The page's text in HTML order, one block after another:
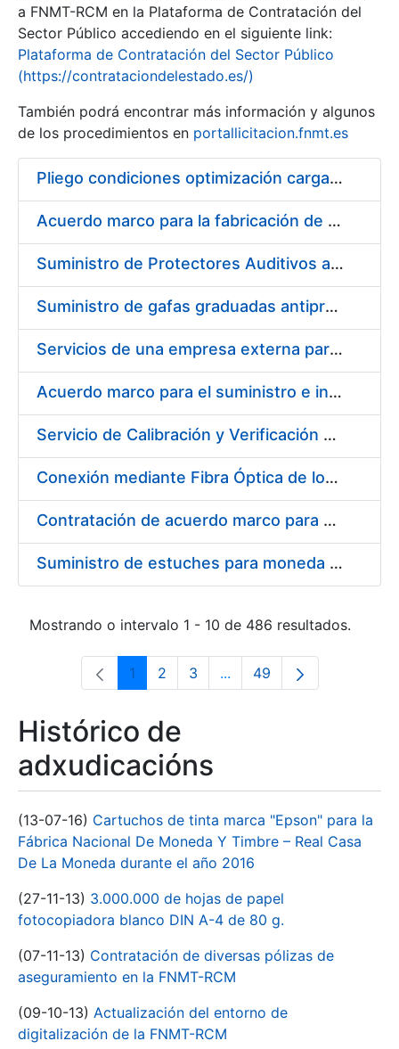
Mostrar/Ocultar
a FNMT-RCM en la Plataforma de Contratación del
Sector Público accediendo en el siguiente link:
Plataforma de Contratación del Sector Público
(https://contrataciondelestado.es/)
También podrá encontrar más información y algunos
de los procedimientos en portallicitacion.fnmt.es
Pliego condiciones optimización cargas compras firmado
Acuerdo marco para la fabricación de piezas
Suministro de Protectores Auditivos a medida para las personas trabajadoras de los Centros de Trabajo de Madrid y Burgos
Suministro de gafas graduadas antiproyecciones para los trabajadores de la FNMT-RCM en los centros de trabajo de Madrid y Burgos
Servicios de una empresa externa para el asesoramiento y resolución de los recursos de alzada que se presentan relacionados con procesos de selección para la FNMT-RCM
Acuerdo marco para el suministro e instalación de persianas, estores y otros complementos
Servicio de Calibración y Verificación Externa de los Equipos de Medición del Servicio de Prevención de la FNMT-RCM
Conexión mediante Fibra Óptica de los Centros de Proceso de Datos (CPDs) de las sedes de la FNMT-RCM de Burgos y Madrid
Contratación de acuerdo marco para el Suministro de Material de Electricidad para la Fábrica Nacional de Moneda y Timbre-Real Casa de la Moneda en su centro de trabajo de Burgos
Suministro de estuches para moneda de 30 €
Mostrando o intervalo 1 - 10 de 486 resultados.
Páxina
1 Páxina
2 Páxina
3 ...Páxinas intermedias Use
Páxina
49
Histórico de
adxudicacións
(13-07-16) Cartuchos de tinta marca "Epson" para la
Fábrica Nacional De Moneda Y Timbre – Real Casa
De La Moneda durante el año 2016
(27-11-13) 3.000.000 de hojas de papel
fotocopiadora blanco DIN A-4 de 80 g.
(07-11-13) Contratación de diversas pólizas de
aseguramiento en la FNMT-RCM
(09-10-13) Actualización del entorno de
digitalización de la FNMT-RCM